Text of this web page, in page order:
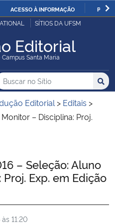
IR
O
ACESSO À INFORMAÇÃO
SÍTIOS DA UFSM
Editorial
Santa Maria
Sítio no no Sítio
Editorial > Editais >
– Disciplina: Proj.
– Seleção: Aluno
Exp. em Edição
11:20